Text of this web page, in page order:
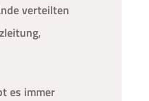
verteilten
es immer